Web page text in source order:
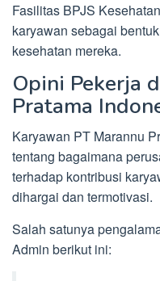
Fasilitas BPJS
karyawan sebagai
kesehatan mereka.
Opini Pekerja
Pratama
Karyawan PT Marannu
tentang bagaimana
terhadap kontribusi
dihargai dan termotivasi.
Salah satunya
Admin berikut ini: